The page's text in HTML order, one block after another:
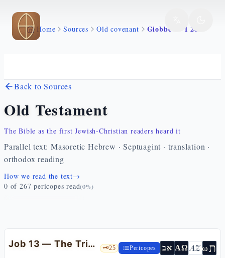
Skip to main content
Home Sources Old covenant Giobbe 13 1 28
Back to Sources
Old Testament
The Bible as the first Jewish-Christian readers heard it
Parallel text: Masoretic Hebrew · Septuagint · translation ·
orthodox reading
How we read the text→
0 of 267 pericopes read(0%)
Job 13 — The Trial Against God and the Famous Ketiv/Qere of v.15 🗝️25 Pericopes אב ΑΩ AZωת